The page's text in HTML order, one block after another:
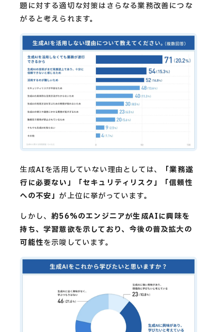
題に対する適切な対策はさらなる業務改善につな
がると考えられます。
生成AIを活用していない理由としては、
「業務遂
行に必要ない」「セキュリティリスク」「信頼性
への不安」 が上位に挙がっています。
しかし、約56%のエンジニアが生成AIに興味を
持ち、学習意欲を示しており、今後の普及拡大の
可能性を示唆しています。